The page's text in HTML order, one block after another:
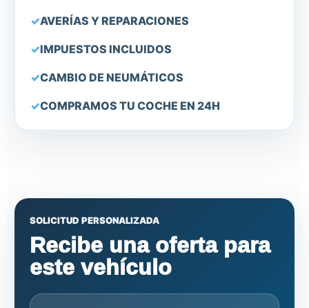
AVERÍAS Y REPARACIONES
IMPUESTOS INCLUIDOS
CAMBIO DE NEUMÁTICOS
COMPRAMOS TU COCHE EN 24H
SOLICITUD PERSONALIZADA
Recibe una oferta para
este vehículo